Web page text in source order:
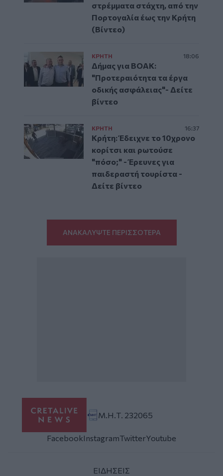
στρέμματα στάχτη, από την
Πορτογαλία έως την Κρήτη
(Βίντεο)
ΚΡΗΤΗ 18:06
Δήμας για ΒΟΑΚ:
"Προτεραιότητα τα έργα
οδικής ασφάλειας"- Δείτε
βίντεο
ΚΡΗΤΗ 16:37
Κρήτη: Έδειχνε το 10χρονο
κορίτσι και ρωτούσε
"πόσο;" - Έρευνες για
παιδεραστή τουρίστα -
Δείτε βίντεο
ΑΝΑΚΑΛΥΨΤΕ ΠΕΡΙΣΣΟΤΕΡΑ
Μ.Η.Τ. 232065
FacebookInstagramTwitterYoutube
ΕΙΔΗΣΕΙΣ